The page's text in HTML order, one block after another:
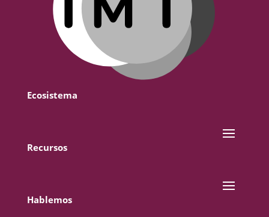
Ecosistema
Recursos
Hablemos